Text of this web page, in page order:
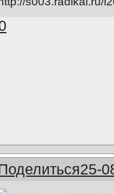
25-